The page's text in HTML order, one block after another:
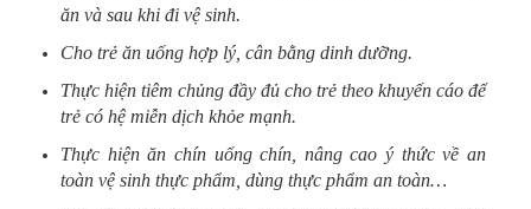
ăn và sau khi đi vệ sinh.
Cho trẻ ăn uống hợp lý, cân bằng dinh dưỡng.
Thực hiện tiêm chủng đầy đủ cho trẻ theo khuyến cáo để
trẻ có hệ miễn dịch khỏe mạnh.
Thực hiện ăn chín uống chín, nâng cao ý thức về an
toàn vệ sinh thực phẩm, dùng thực phẩm an toàn…